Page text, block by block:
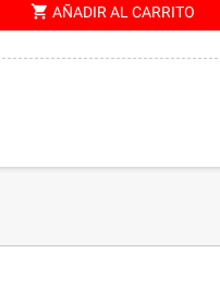
shopping_cart AÑADIR AL CARRITO